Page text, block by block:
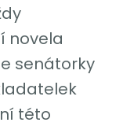
novela
senátorky
této